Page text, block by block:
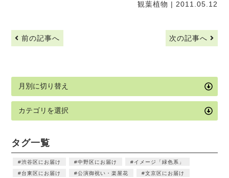
観葉植物 | 2011.05.12
前の記事へ 次の記事へ
タグ一覧
渋谷区にお届け 中野区にお届け
イメージ「緑色系」
台東区にお届け
公演御祝い・楽屋花
文京区にお届け